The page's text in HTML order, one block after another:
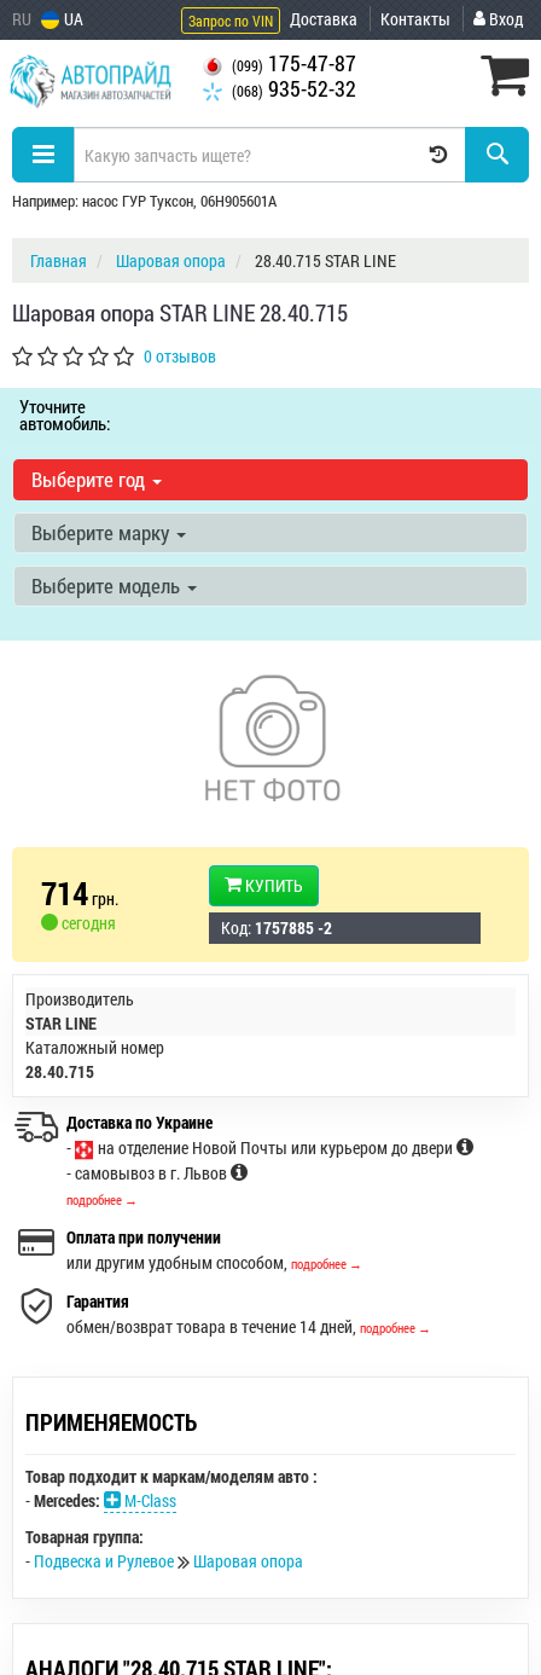
RU UA Запрос по VIN Доставка Контакты Вход
(099) 175-47-87
(068) 935-52-32
Например: насос ГУР Туксон, 06H905601A
Главная Шаровая опора 28.40.715 STAR LINE
Шаровая опора STAR LINE 28.40.715
0 отзывов
Уточните
автомобиль:
Выберите год
Выберите марку
Выберите модель
714грн.
сегодня
КУПИТЬ
Код: 1757885 -2
Производитель
STAR LINE
Каталожный номер
28.40.715
Доставка по Украине
-
на отделение Новой Почты или курьером до двери
- самовывоз в г. Львов
подробнее →
Оплата при получении
или другим удобным способом, подробнее →
Гарантия
обмен/возврат товара в течение 14 дней, подробнее →
ПРИМЕНЯЕМОСТЬ
Товар подходит к маркам/моделям авто :
-Mercedes:
M-Class
Товарная группа:
- Подвеска и Рулевое Шаровая опора
АНАЛОГИ "28.40.715 STAR LINE":